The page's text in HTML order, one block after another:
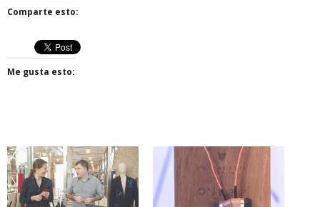
Comparte esto:
Me gusta esto: